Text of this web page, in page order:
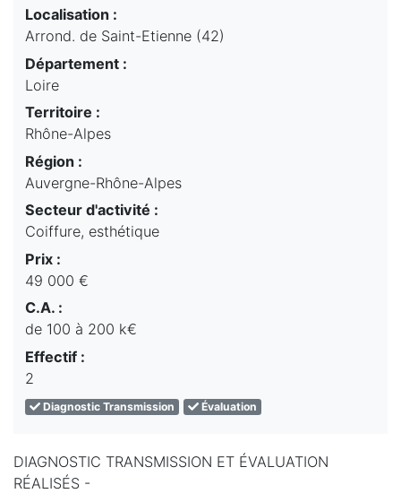
Localisation :
Arrond. de Saint-Etienne (42)
Département :
Loire
Territoire :
Rhône-Alpes
Région :
Auvergne-Rhône-Alpes
Secteur d'activité :
Coiffure, esthétique
Prix :
49 000 €
C.A. :
de 100 à 200 k€
Effectif :
2
Diagnostic Transmission Évaluation
DIAGNOSTIC TRANSMISSION ET ÉVALUATION
RÉALISÉS -